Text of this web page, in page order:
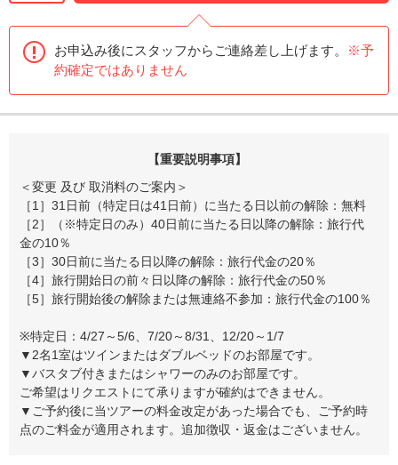
お申込み後にスタッフからご連絡差し上げます。
※予
約確定ではありません
【重要説明事項】
＜変更 及び 取消料のご案内＞
［1］31日前（特定日は41日前）に当たる日以前の解除：無料
［2］（※特定日のみ）40日前に当たる日以降の解除：旅行代
金の10％
［3］30日前に当たる日以降の解除：旅行代金の20％
［4］旅行開始日の前々日以降の解除：旅行代金の50％
［5］旅行開始後の解除または無連絡不参加：旅行代金の100％
※特定日：4/27～5/6、7/20～8/31、12/20～1/7
▼2名1室はツインまたはダブルベッドのお部屋です。
▼バスタブ付きまたはシャワーのみのお部屋です。
ご希望はリクエストにて承りますが確約はできません。
▼ご予約後に当ツアーの料金改定があった場合でも、ご予約時
点のご料金が適用されます。追加徴収・返金はございません。